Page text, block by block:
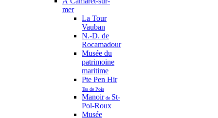
mer
La Tour
Vauban
N.-D. de
Rocamadour
Musée du
patrimoine
maritime
Pte Pen Hir
Tas de Pois
Manoirde St-
Pol-Roux
Musée